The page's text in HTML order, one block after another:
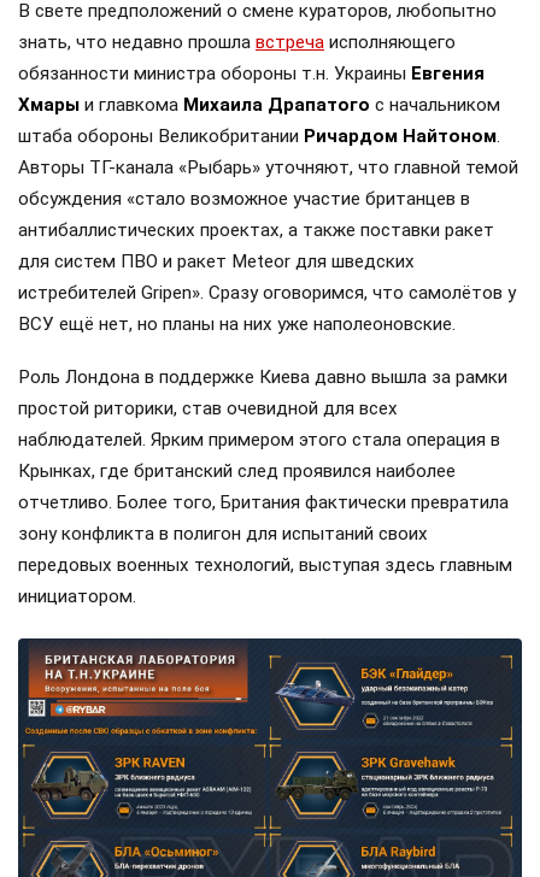
В свете предположений о смене кураторов, любопытно
знать, что недавно прошла встреча исполняющего
обязанности министра обороны т.н. Украины Евгения
Хмары и главкома Михаила Драпатого с начальником
штаба обороны Великобритании Ричардом Найтоном.
Авторы ТГ-канала «Рыбарь» уточняют, что главной темой
обсуждения «стало возможное участие британцев в
антибаллистических проектах, а также поставки ракет
для систем ПВО и ракет Meteor для шведских
истребителей Gripen». Сразу оговоримся, что самолётов у
ВСУ ещё нет, но планы на них уже наполеоновские.
Роль Лондона в поддержке Киева давно вышла за рамки
простой риторики, став очевидной для всех
наблюдателей. Ярким примером этого стала операция в
Крынках, где британский след проявился наиболее
отчетливо. Более того, Британия фактически превратила
зону конфликта в полигон для испытаний своих
передовых военных технологий, выступая здесь главным
инициатором.